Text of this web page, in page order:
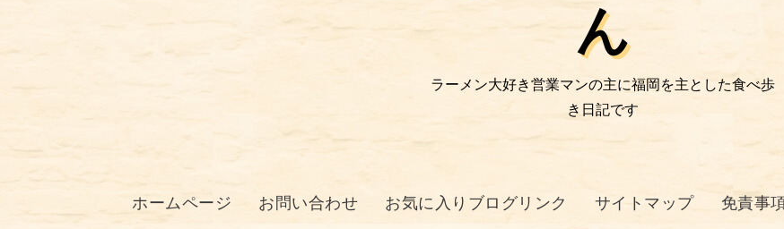
ん
ラーメン大好き営業マンの主に福岡を主とした食べ歩
き日記です
ホームページ お問い合わせ お気に入りブログリンク サイトマップ 免責事